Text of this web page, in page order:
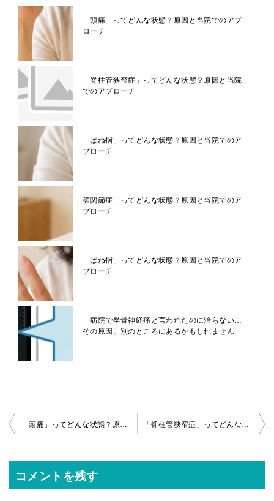
「頭痛」ってどんな状態？原因と当院でのアプ
ローチ
「脊柱管狭窄症」ってどんな状態？原因と当院
でのアプローチ
「ばね指」ってどんな状態？原因と当院でのア
プローチ
顎関節症」ってどんな状態？原因と当院でのア
プローチ
「ばね指」ってどんな状態？原因と当院でのア
プローチ
「病院で坐骨神経痛と言われたのに治らない…
その原因、別のところにあるかもしれません」
投
ナ
ビ
「頭痛」ってどんな状態？原因と当院でのアプローチ 「脊柱管狭窄症」ってどんな状態？原因と当院でのアプローチ
コメントを残す